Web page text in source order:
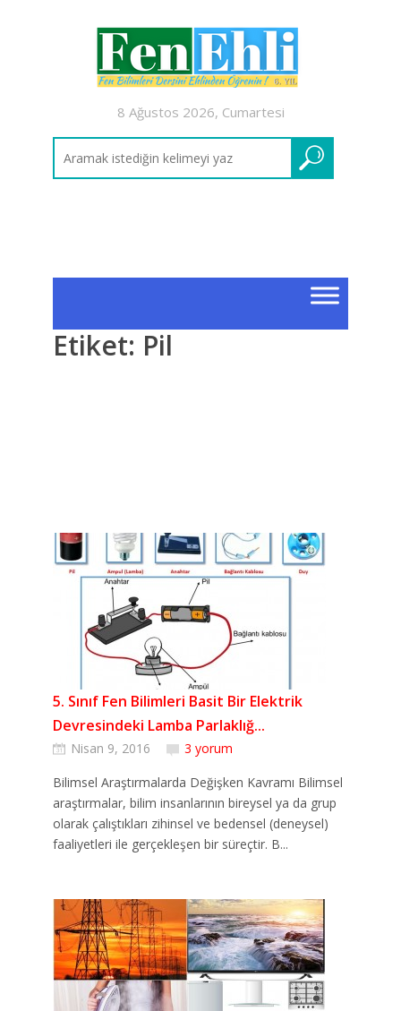
8 Ağustos 2026, Cumartesi
Etiket: Pil
5. Sınıf Fen Bilimleri Basit Bir Elektrik
Devresindeki Lamba Parlaklığ...
Nisan 9, 2016
3 yorum
Bilimsel Araştırmalarda Değişken Kavramı Bilimsel
araştırmalar, bilim insanlarının bireysel ya da grup
olarak çalıştıkları zihinsel ve bedensel (deneysel)
faaliyetleri ile gerçekleşen bir süreçtir. B...